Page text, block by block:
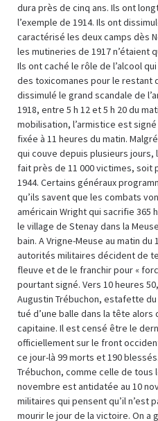
dura près de cinq ans. Ils ont
l’exemple de 1914. Ils ont
caractérisé les deux camps dès
les mutineries de 1917 n’étaient
Ils ont caché le rôle de l’alcool
des toxicomanes pour le restant
dissimulé le grand scandale de
1918, entre 5 h 12 et 5 h 20 du
mobilisation, l’armistice est
fixée à 11 heures du matin.
qui couve depuis plusieurs jours,
fait près de 11 000 victimes, soit
1944. Certains généraux
qu’ils savent que les combats
américain Wright qui sacrifie 365
le village de Stenay dans la
bain. A Vrigne-Meuse au matin du
autorités militaires décident de
fleuve et de le franchir pour «
pourtant signé. Vers 10 heures
Augustin Trébuchon, estafette
tué d’une balle dans la tête alors
capitaine. Il est censé être le
officiellement sur le front
ce jour-là 99 morts et 190
Trébuchon, comme celle de tous
novembre est antidatée au 10
militaires qui pensent qu’il n’est
mourir le jour de la victoire. On a